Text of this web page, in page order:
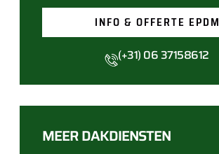
INFO & OFFERTE EPDM
(+31) 06 37158612
MEER DAKDIENSTEN